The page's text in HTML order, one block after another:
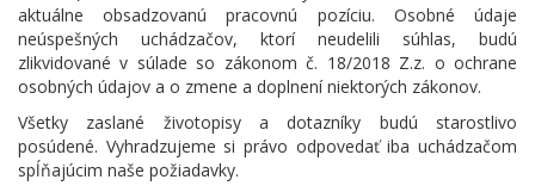
aktuálne obsadzovanú pracovnú pozíciu. Osobné údaje
neúspešných uchádzačov, ktorí neudelili súhlas, budú
zlikvidované v súlade so zákonom č. 18/2018 Z.z. o ochrane
osobných údajov a o zmene a doplnení niektorých zákonov.
Všetky zaslané životopisy a dotazníky budú starostlivo
posúdené. Vyhradzujeme si právo odpovedať iba uchádzačom
spĺňajúcim naše požiadavky.